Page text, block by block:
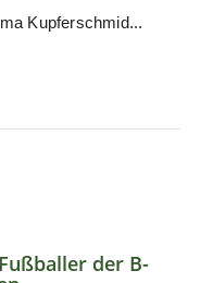
Kupferschmid...
der B-